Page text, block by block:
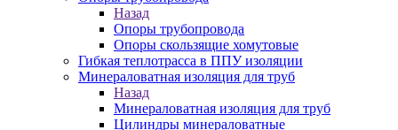
Назад
Опоры трубопровода
Опоры скользящие хомутовые
Гибкая теплотрасса в ППУ изоляции
Минераловатная изоляция для труб
Назад
Минераловатная изоляция для труб
Цилиндры минераловатные